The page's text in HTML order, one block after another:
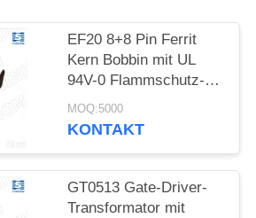
EF20 8+8 Pin Ferrit
Kern Bobbin mit UL
94V-0 Flammschutz-
PET-Material für
Flyback-
MOQ:5000
KONTAKT
GT0513 Gate-Driver-
Transformator mit